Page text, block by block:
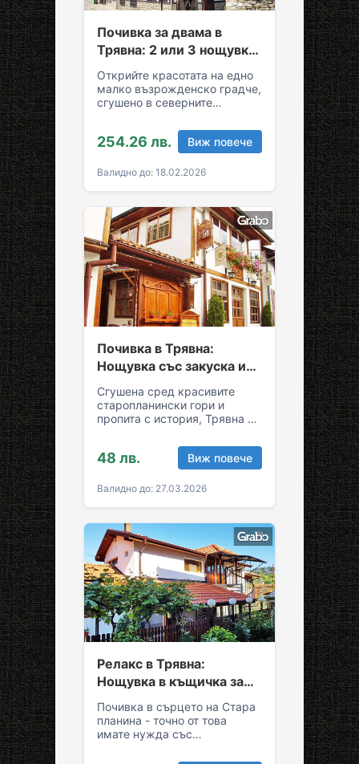
Почивка за двама в
Трявна: 2 или 3 нощувки
със закуски и вечери
Открийте красотата на едно
малко възрожденско градче,
сгушено в северните
За вашия комфортен престой
в Трявна…
254.26 лв. Виж повече
Валидно до: 18.02.2026
Почивка в Трявна:
Нощувка със закуска и
възможност за обяд и
вечеря
Сгушена сред красивите
старопланински гори и
пропита с история, Трявна е
спокойствие и култура!
Грабни ваучер за…
48 лв. Виж повече
Валидно до: 27.03.2026
Релакс в Трявна:
Нощувка в къщичка за
до седем души
Почивка в сърцето на Стара
планина - точно от това
имате нужда със